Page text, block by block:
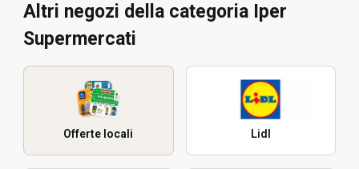
Altri negozi della categoria Iper
Supermercati
Offerte locali Lidl